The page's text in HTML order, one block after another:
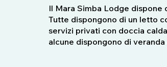
Il Mara Simba Lodge
Tutte dispongono di un letto
servizi privati ​​con doccia
alcune dispongono di